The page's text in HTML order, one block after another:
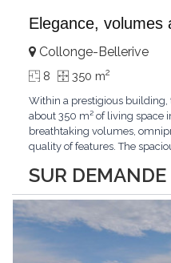
Elegance, volumes
SUR DEMANDE
Collonge-Bellerive
8 350 m2
Within a prestigious
about 350 m² of living space
breathtaking volumes,
quality of features. The
outdoor spaces bathed in
direct access to the outdoors,